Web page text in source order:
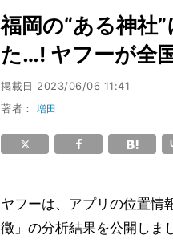
福岡の“ある神社
た…! ヤフーが全
掲載日 2023/06/06 11:41
著者：増田
ヤフーは、アプリの位置情
徴」の分析結果を公開しま